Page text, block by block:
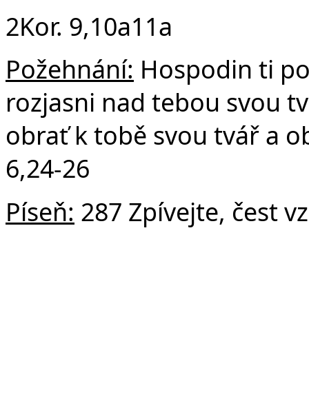
2Kor. 9,10a11a
Požehnání: Hospodin ti
rozjasni nad tebou svou
obrať k tobě svou tvář a
6,24-26
Píseň: 287 Zpívejte, čest